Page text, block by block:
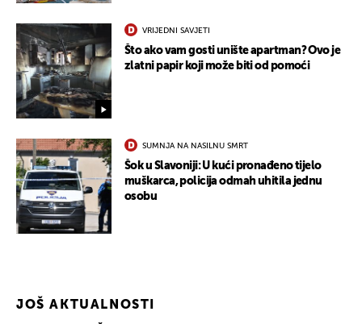
VRIJEDNI SAVJETI
Što ako vam gosti unište apartman? Ovo je
zlatni papir koji može biti od pomoći
SUMNJA NA NASILNU SMRT
Šok u Slavoniji: U kući pronađeno tijelo
muškarca, policija odmah uhitila jednu
osobu
JOŠ AKTUALNOSTI